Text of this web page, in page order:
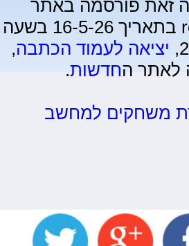
זאת פורסמה באתר
rotter בתאריך 16-5-26 בשעה
יציאה לעמוד הכתבה,
לאתר החדשות.
משחקים למחשב